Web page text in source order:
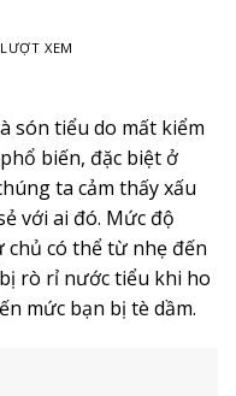
XEM
són tiểu do mất kiểm
biến, đặc biệt ở
ta cảm thấy xấu
với ai đó. Mức độ
có thể từ nhẹ đến
rò rỉ nước tiểu khi ho
mức bạn bị tè dầm.